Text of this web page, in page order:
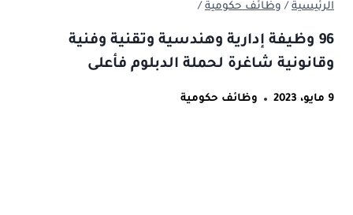
الرئيسية / وظائف حكومية /
96 وظيفة إدارية وهندسية وتقنية وفنية
وقانونية شاغرة لحملة الدبلوم فأعلى
9 مايو، 2023 وظائف حكومية